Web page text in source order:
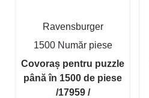
Ravensburger
1500 Număr piese
Covoraș pentru puzzle
până în 1500 de piese
/17959 /